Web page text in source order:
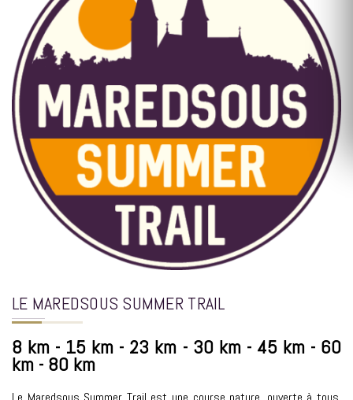
LE MAREDSOUS SUMMER TRAIL
8 km - 15 km - 23 km - 30 km - 45 km - 60
km - 80 km